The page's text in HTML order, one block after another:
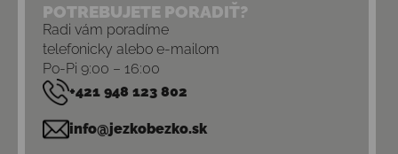
POTREBUJETE PORADIŤ?
Radi vám poradíme
telefonicky alebo e-mailom
Po-Pi 9:00 – 16:00
+421 948 123 802
info@jezkobezko.sk